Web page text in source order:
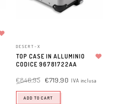
DESERT-X
TOP CASE IN ALLUMINIO
CODICE 96781722AA
€846,95 €719,90 IVA inclusa
ADD TO CART